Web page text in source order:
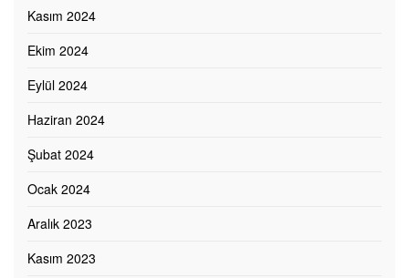
Kasım 2024
Ekim 2024
Eylül 2024
Haziran 2024
Şubat 2024
Ocak 2024
Aralık 2023
Kasım 2023